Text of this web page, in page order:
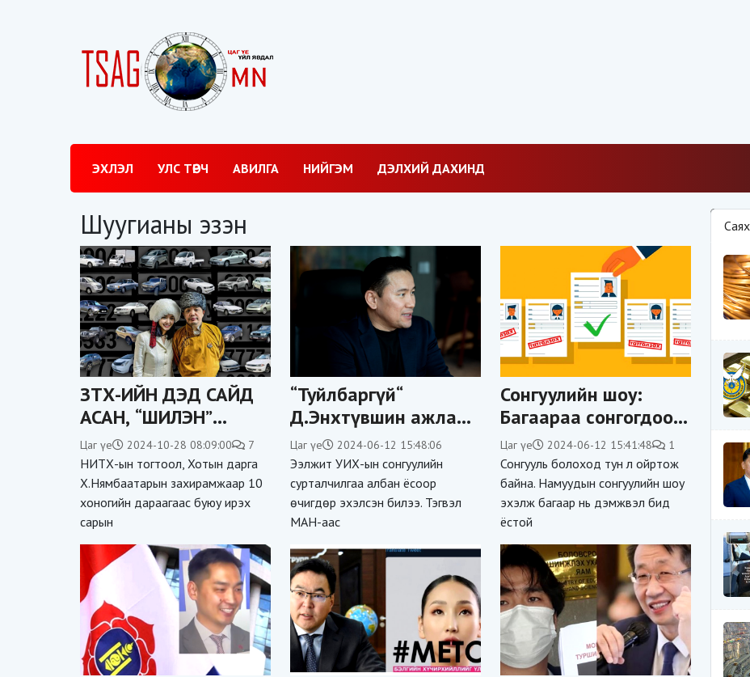
ЭХЛЭЛ УЛС ТӨРЧ АВИЛГА НИЙГЭМ ДЭЛХИЙ ДАХИНД
Шуугианы эзэн
ЗТХ-ИЙН ДЭД САЙД
АСАН, “ШИЛЭН”
ХОЧИТ
Б.ЦОГТГЭРЭЛИЙН
ТӨРСӨН ДҮҮ
Б.ТӨГСБАЯРЫН 24
АВТОМАШИН БА
ХҮРГЭН З.ХОНГОРЫН
“АЛТАН” ДУГААРЫН
БИЗНЕС
Цаг үе 2024-10-28 08:09:00 7
НИТХ-ын тогтоол, Хотын дарга
Х.Нямбаатарын захирамжаар 10
хоногийн дараагаас буюу ирэх
сарын
“Туйлбаргүй“
Д.Энхтүвшин ажлаа
өгөөд сонгуульд хүч
үзнэ гэдгээ мэдэгдэв
Цаг үе 2024-06-12 15:48:06
Ээлжит УИХ-ын сонгуулийн
сурталчилгаа албан ёсоор
өчигдөр эхэлсэн билээ. Тэгвэл
МАН-аас
Сонгуулийн шоу:
Багаараа сонгогдоод
ямар ч ид шидгүй,
хэрсүү байцгаая!
Цаг үе 2024-06-12 15:41:48 1
Сонгууль болоход тун л ойртож
байна. Намуудын сонгуулийн шоу
эхэлж багаар нь дэмжвэл бид
ёстой